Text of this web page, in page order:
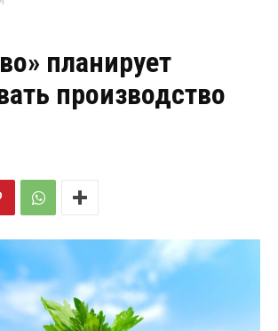
планирует
производство